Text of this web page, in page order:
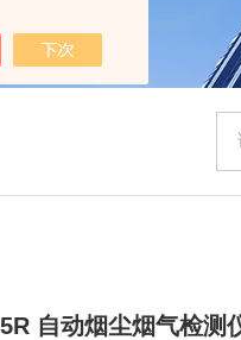
自动烟尘烟气检测